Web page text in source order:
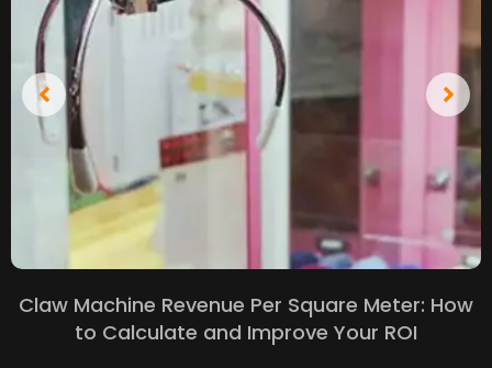
Claw Machine Revenue Per Square Meter: How
to Calculate and Improve Your ROI